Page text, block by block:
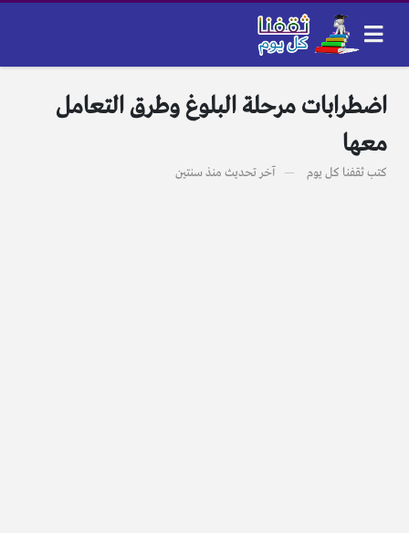
اضطرابات مرحلة البلوغ وطرق التعامل
معها
كتبثقفنا كل يوم آخر تحديث منذ سنتين